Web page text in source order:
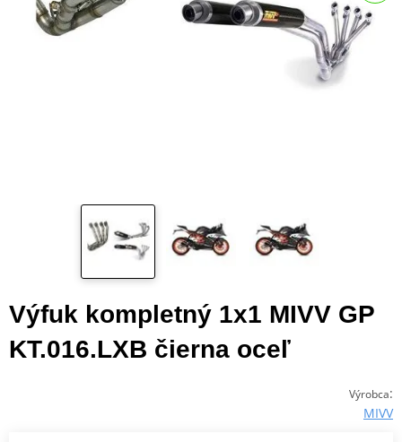
Výfuk kompletný 1x1 MIVV GP
KT.016.LXB čierna oceľ
Výrobca:
MIVV